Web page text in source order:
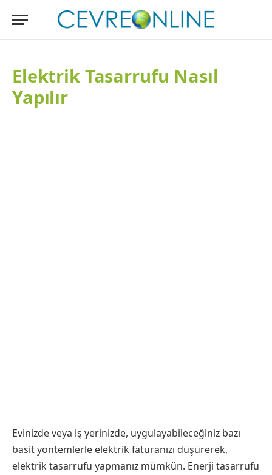
Elektrik Tasarrufu Nasıl
Yapılır
Evinizde veya iş yerinizde, uygulayabileceğiniz bazı
basit yöntemlerle elektrik faturanızı düşürerek,
elektrik tasarrufu yapmanız mümkün. Enerji tasarrufu